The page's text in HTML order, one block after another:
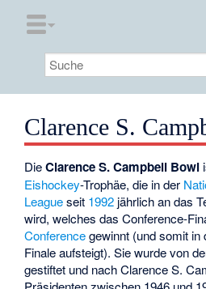
Clarence S.
DieClarence S. Campbell Bowl
Eishockey-Trophäe, die in der
Leagueseit 1992 jährlich an das
wird, welches das Conference-
Conferencegewinnt (und somit
Finale aufsteigt). Sie wurde von
gestiftet und nachClarence S.